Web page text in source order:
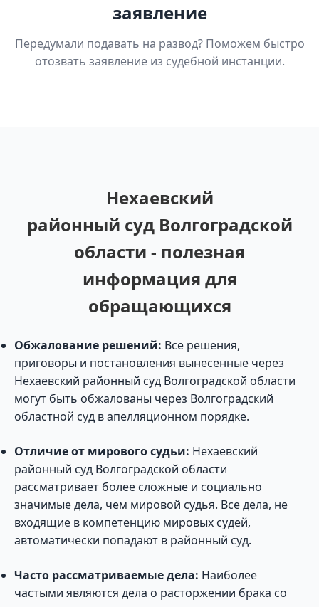
заявление
Передумали подавать на развод? Поможем быстро
отозвать заявление из судебной инстанции.
Нехаевский
районный суд Волгоградской
области - полезная
информация для
обращающихся
Обжалование решений: Все решения,
приговоры и постановления вынесенные через
Нехаевский районный суд Волгоградской области
могут быть обжалованы через Волгоградский
областной суд в апелляционном порядке.
Отличие от мирового судьи: Нехаевский
районный суд Волгоградской области
рассматривает более сложные и социально
значимые дела, чем мировой судья. Все дела, не
входящие в компетенцию мировых судей,
автоматически попадают в районный суд.
Часто рассматриваемые дела: Наиболее
частыми являются дела о расторжении брака со